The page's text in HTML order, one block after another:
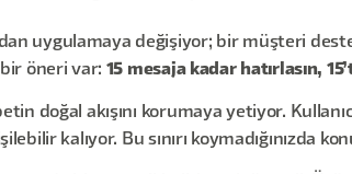
uygulamaya değişiyor; bir müşteri
bir öneri var: 15 mesaja kadar hatırlasın,
doğal akışını korumaya yetiyor.
kalıyor. Bu sınırı koymadığınızda